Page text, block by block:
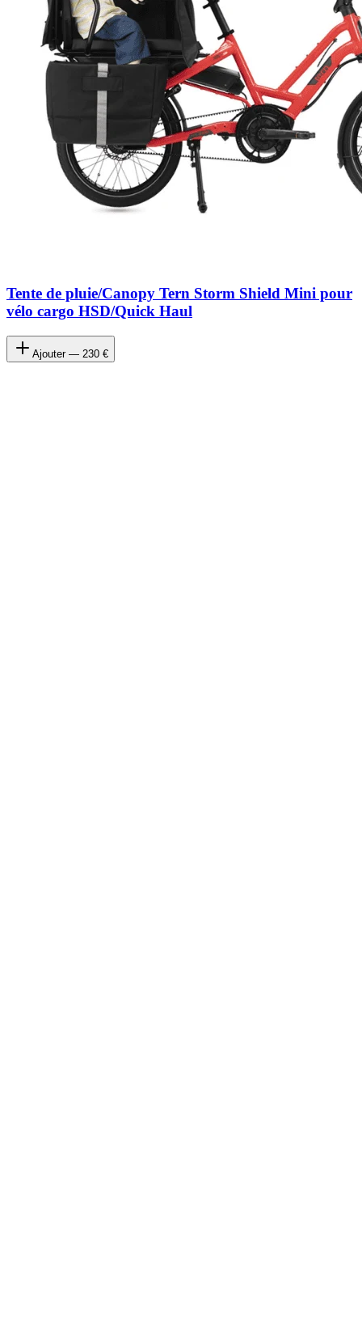
Tente de pluie/Canopy Tern Storm Shield Mini pour
vélo cargo HSD/Quick Haul
Ajouter — 230 €